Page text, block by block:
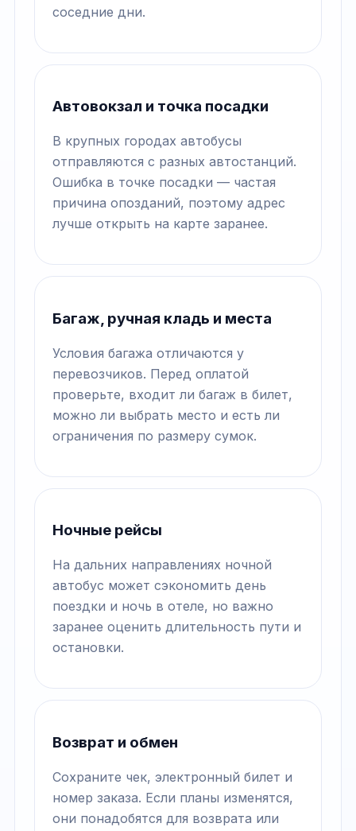
соседние дни.
Автовокзал и точка посадки
В крупных городах автобусы
отправляются с разных автостанций.
Ошибка в точке посадки — частая
причина опозданий, поэтому адрес
лучше открыть на карте заранее.
Багаж, ручная кладь и места
Условия багажа отличаются у
перевозчиков. Перед оплатой
проверьте, входит ли багаж в билет,
можно ли выбрать место и есть ли
ограничения по размеру сумок.
Ночные рейсы
На дальних направлениях ночной
автобус может сэкономить день
поездки и ночь в отеле, но важно
заранее оценить длительность пути и
остановки.
Возврат и обмен
Сохраните чек, электронный билет и
номер заказа. Если планы изменятся,
они понадобятся для возврата или